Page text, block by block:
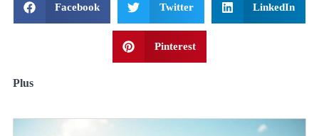
Facebook Twitter LinkedIn
Pinterest
Plus